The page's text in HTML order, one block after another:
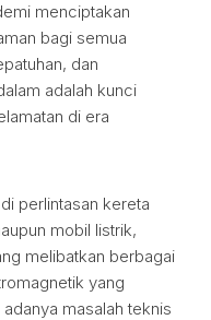
menciptakan
bagi semua
dan
adalah kunci
di era
perlintasan kereta
mobil listrik,
melibatkan berbagai
yang
masalah teknis